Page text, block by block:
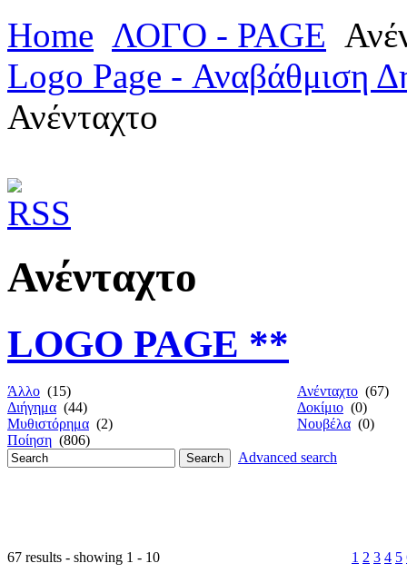
Home ΛΟΓΟ - PAGE
Logo Page - Αναβάθμιση
Ανένταχτο
Ανένταχτο
LOGO PAGE **
Άλλο (15) Ανένταχτο (67)
Διήγημα (44) Δοκίμιο (0)
Μυθιστόρημα (2) Νουβέλα (0)
Ποίηση (806)
Advanced search
67 results - showing 1 - 10 1 2 3 4 5